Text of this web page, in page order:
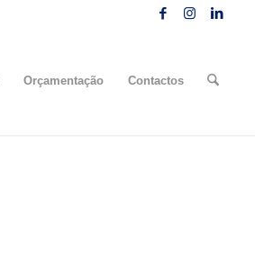
Orçamentação Contactos